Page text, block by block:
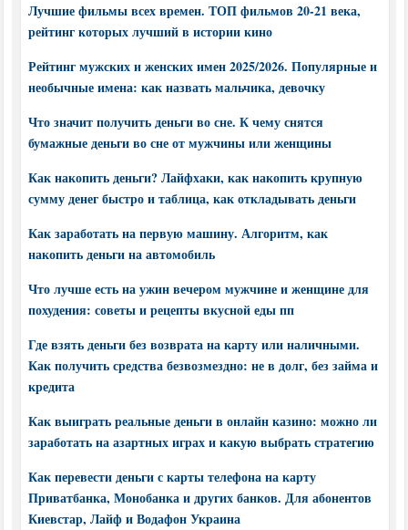
Лучшие фильмы всех времен. ТОП фильмов 20-21 века,
рейтинг которых лучший в истории кино
Рейтинг мужских и женских имен 2025/2026. Популярные и
необычные имена: как назвать мальчика, девочку
Что значит получить деньги во сне. К чему снятся
бумажные деньги во сне от мужчины или женщины
Как накопить деньги? Лайфхаки, как накопить крупную
сумму денег быстро и таблица, как откладывать деньги
Как заработать на первую машину. Алгоритм, как
накопить деньги на автомобиль
Что лучше есть на ужин вечером мужчине и женщине для
похудения: советы и рецепты вкусной еды пп
Где взять деньги без возврата на карту или наличными.
Как получить средства безвозмездно: не в долг, без займа и
кредита
Как выиграть реальные деньги в онлайн казино: можно ли
заработать на азартных играх и какую выбрать стратегию
Как перевести деньги с карты телефона на карту
Приватбанка, Монобанка и других банков. Для абонентов
Киевстар, Лайф и Водафон Украина